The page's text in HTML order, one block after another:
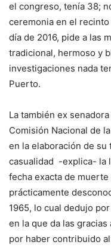
el congreso, tenía 38;
ceremonia en el
día de 2016, pide a las
tradicional, hermoso y
investigaciones nada
Puerto.
La también ex
Comisión Nacional de
en la elaboración de
casualidad -explica- la
fecha exacta de
prácticamente
1965, lo cual dedujo
en la que da las
por haber contribuido